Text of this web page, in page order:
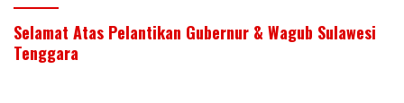
Selamat Atas Pelantikan Gubernur & Wagub Sulawesi
Tenggara